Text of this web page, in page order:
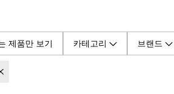
제품만 보기 카테고리 브랜드